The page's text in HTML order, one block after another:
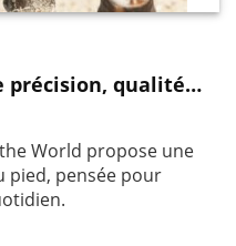
précision, qualité…
World propose une
pied, pensée pour